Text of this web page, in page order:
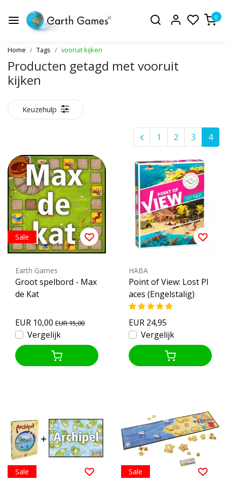
0
Home Tags vooruit kijken
Producten getagd met vooruit
kijken
Keuzehulp
1 2 3 4
Sale
Earth Games
Groot spelbord - Max
de Kat
EUR 10,00 EUR 15,00
Vergelijk
HABA
Point of View: Lost Pl
aces (Engelstalig)
EUR 24,95
Vergelijk
Sale Sale